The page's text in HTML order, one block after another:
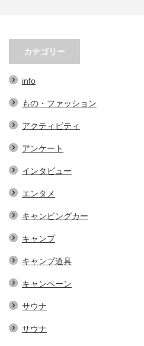
春先必須！KAVUの帽子３選。オ
シャレで実用的なアイテム…
カテゴリー
info
もの・ファッション
アクティビティ
アンケート
インタビュー
エンタメ
キャンピングカー
キャンプ
キャンプ道具
キャンペーン
サウナ
サウナ